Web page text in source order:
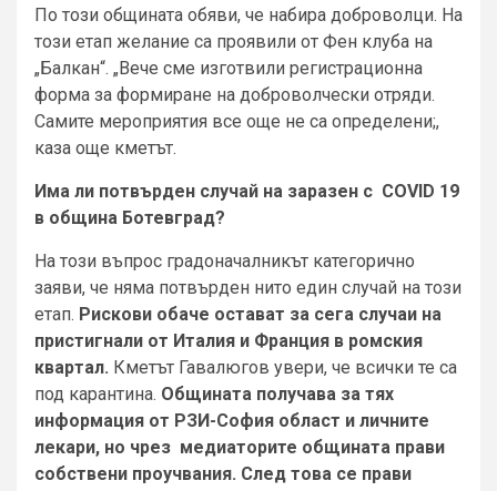
По този общината обяви, че набира доброволци. На
този етап желание са проявили от Фен клуба на
„Балкан“. „Вече сме изготвили регистрационна
форма за формиране на доброволчески отряди.
Самите мероприятия все още не са определени;,
каза още кметът.
Има ли потвърден случай на заразен с COVID 19
в община Ботевград?
На този въпрос градоначалникът категорично
заяви, че няма потвърден нито един случай на този
етап. Рискови обаче остават за сега случаи на
пристигнали от Италия и Франция в ромския
квартал. Кметът Гавалюгов увери, че всички те са
под карантина. Общината получава за тях
информация от РЗИ-София област и личните
лекари, но чрез медиаторите общината прави
собствени проучвания. След това се прави